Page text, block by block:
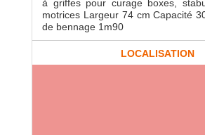
à griffes pour curage boxes,
motrices Largeur 74 cm Capacité
de bennage 1m90
LOCALISATION